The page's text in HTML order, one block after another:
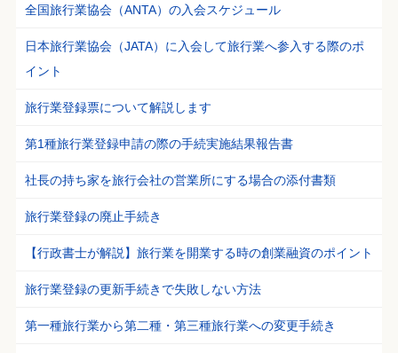
全国旅行業協会（ANTA）の入会スケジュール
日本旅行業協会（JATA）に入会して旅行業へ参入する際のポ
イント
旅行業登録票について解説します
第1種旅行業登録申請の際の手続実施結果報告書
社長の持ち家を旅行会社の営業所にする場合の添付書類
旅行業登録の廃止手続き
【行政書士が解説】旅行業を開業する時の創業融資のポイント
旅行業登録の更新手続きで失敗しない方法
第一種旅行業から第二種・第三種旅行業への変更手続き